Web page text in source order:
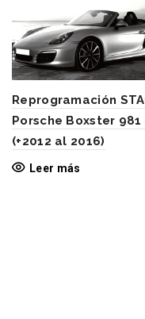
Reprogramación
Porsche Boxster 981
(+2012 al 2016)
Leer más